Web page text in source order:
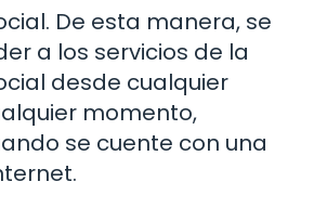
De esta manera, se
a los servicios de la
desde cualquier
momento,
se cuente con una